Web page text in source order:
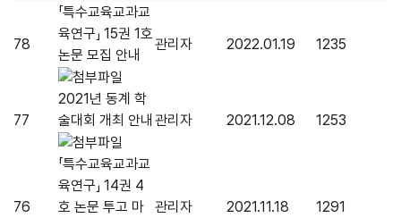
78
「특수교육교과교
육연구」 15권 1호
논문 모집 안내
관리자 2022.01.19 1235
77
2021년 동계 학
술대회 개최 안내 관리자 2021.12.08 1253
76
「특수교육교과교
육연구」 14권 4
호 논문 투고 마
관리자 2021.11.18 1291